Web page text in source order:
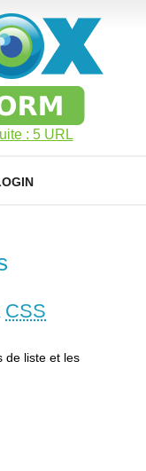
: 5 URL
CSS
de liste et les